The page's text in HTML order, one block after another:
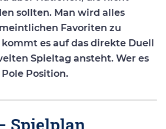
sollten. Man wird alles
Favoriten zu
es auf das direkte Duell
Spieltag ansteht. Wer es
Position.
Spielplan